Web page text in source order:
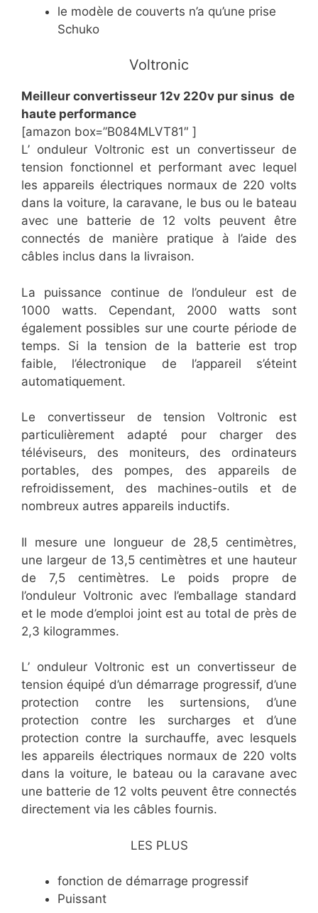
le modèle de couverts n’a qu’une prise
Schuko
Voltronic
Meilleur convertisseur 12v 220v pur sinus de
haute performance
[amazon box=”B084MLVT81″ ]
L’ onduleur Voltronic est un convertisseur de
tension fonctionnel et performant avec lequel
les appareils électriques normaux de 220 volts
dans la voiture, la caravane, le bus ou le bateau
avec une batterie de 12 volts peuvent être
connectés de manière pratique à l’aide des
câbles inclus dans la livraison.
La puissance continue de l’onduleur est de
1000 watts. Cependant, 2000 watts sont
également possibles sur une courte période de
temps. Si la tension de la batterie est trop
faible, l’électronique de l’appareil s’éteint
automatiquement.
Le convertisseur de tension Voltronic est
particulièrement adapté pour charger des
téléviseurs, des moniteurs, des ordinateurs
portables, des pompes, des appareils de
refroidissement, des machines-outils et de
nombreux autres appareils inductifs.
Il mesure une longueur de 28,5 centimètres,
une largeur de 13,5 centimètres et une hauteur
de 7,5 centimètres. Le poids propre de
l’onduleur Voltronic avec l’emballage standard
et le mode d’emploi joint est au total de près de
2,3 kilogrammes.
L’ onduleur Voltronic est un convertisseur de
tension équipé d’un démarrage progressif, d’une
protection contre les surtensions, d’une
protection contre les surcharges et d’une
protection contre la surchauffe, avec lesquels
les appareils électriques normaux de 220 volts
dans la voiture, le bateau ou la caravane avec
une batterie de 12 volts peuvent être connectés
directement via les câbles fournis.
LES PLUS
fonction de démarrage progressif
Puissant